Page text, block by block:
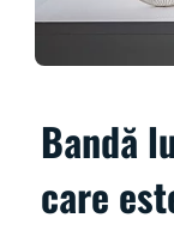
Bandă
care